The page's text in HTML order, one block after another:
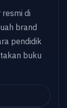
di
brand
pendidik
buku